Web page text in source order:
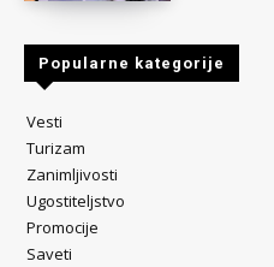
Popularne kategorije
Vesti
Turizam
Zanimljivosti
Ugostiteljstvo
Promocije
Saveti